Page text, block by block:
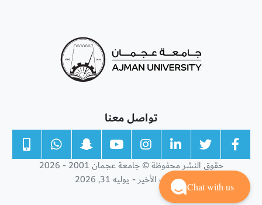
تواصل معنا
حقوق النشر محفوظة © جامعة عجمان 2001 - 2026
التحديث الأخير - يوليه 31, 2026Chat with us